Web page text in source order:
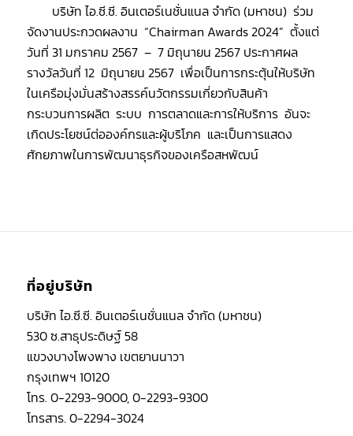
บริษัท ไอ.ซี.ซี. อินเตอร์เนชั่นแนล จำกัด (มหาชน) ร่วม
จัดงานประกวดผลงาน “Chairman Awards 2024” ตั้งแต่
วันที่ 31 มกราคม 2567 – 7 มิถุนายน 2567 ประกาศผล
รางวัลวันที่ 12 มิถุนายน 2567 เพื่อเป็นการกระตุ้นให้บริษัท
ในเครือมุ่งมั่นสร้างสรรค์นวัตกรรมเกี่ยวกับสินค้า
กระบวนการผลิต ระบบ การตลาดและการให้บริการ อันจะ
เกิดประโยชน์ต่อองค์กรและผู้บริโภค และเป็นการแสดง
ศักยภาพในการพัฒนาธุรกิจของเครือสหพัฒน์
ที่อยู่บริษัท
บริษัท ไอ.ซี.ซี. อินเตอร์เนชั่นแนล จำกัด (มหาชน)
530 ซ.สาธุประดิษฐ์ 58
แขวงบางโพงพาง เขตยานนาวา
กรุงเทพฯ 10120
โทร. 0-2293-9000, 0-2293-9300
โทรสาร. 0-2294-3024